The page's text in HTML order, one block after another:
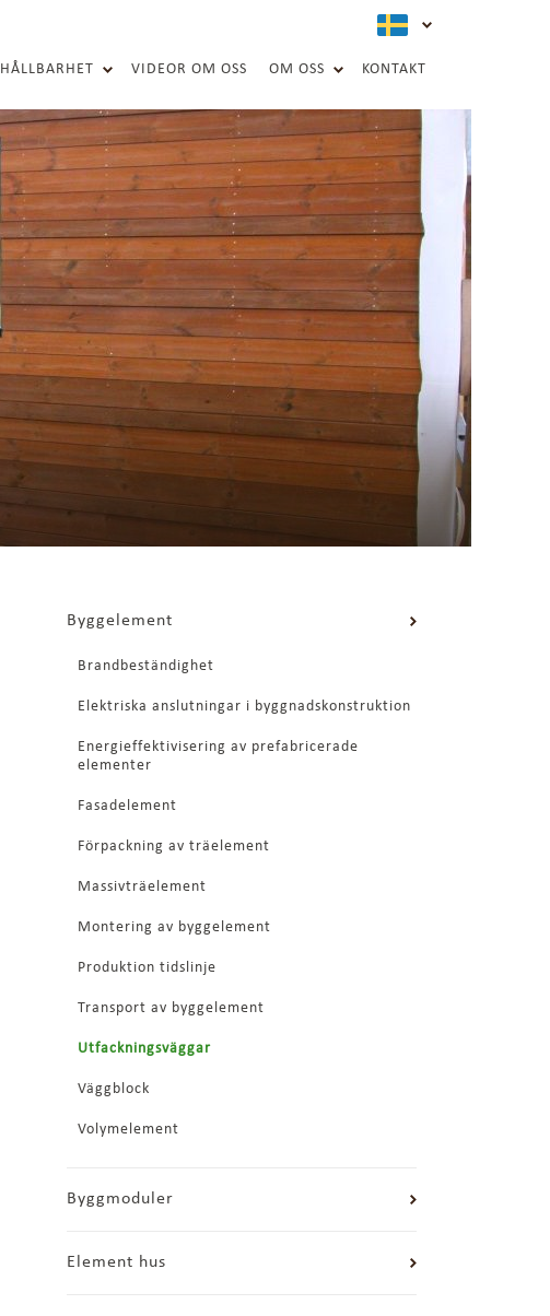
active
HÅLLBARHET VIDEOR OM OSS OM OSS KONTAKT
Byggelement
Brandbeständighet
Elektriska anslutningar i byggnadskonstruktion
Energieffektivisering av prefabricerade
elementer
Fasadelement
Förpackning av träelement
Massivträelement
Montering av byggelement
Produktion tidslinje
Transport av byggelement
Utfackningsväggar
Väggblock
Volymelement
Byggmoduler
Element hus